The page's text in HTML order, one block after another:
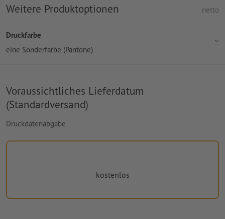
Weitere Produktoptionen netto
Druckfarbe
eine Sonderfarbe (Pantone)
Voraussichtliches Lieferdatum
(Standardversand)
Druckdatenabgabe
kostenlos